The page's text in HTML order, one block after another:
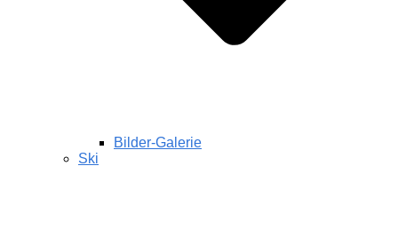
Bilder-Galerie
Ski